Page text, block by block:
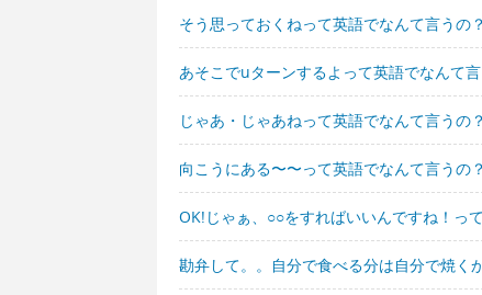
そう思っておくねって英語でなんて言うの？
あそこでuターンするよって英語でなんて
じゃあ・じゃあねって英語でなんて言うの？
向こうにある〜〜って英語でなんて言うの？
OK!じゃぁ、○○をすればいいんですね！っ
勘弁して。。自分で食べる分は自分で焼く